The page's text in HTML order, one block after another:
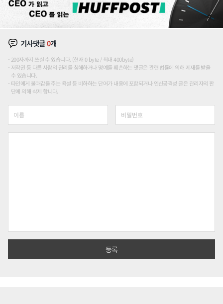
기사댓글0개
200자까지 쓰실 수 있습니다. (현재 0 byte / 최대 400byte)
저작권 등 다른 사람의 권리를 침해하거나 명예를 훼손하는 댓글은 관련 법률에 의해 제재를 받을
수 있습니다.
타인에게 불쾌감을 주는 욕설 등 비하하는 단어가 내용에 포함되거나 인신공격성 글은 관리자의 판
단에 의해 삭제 합니다.